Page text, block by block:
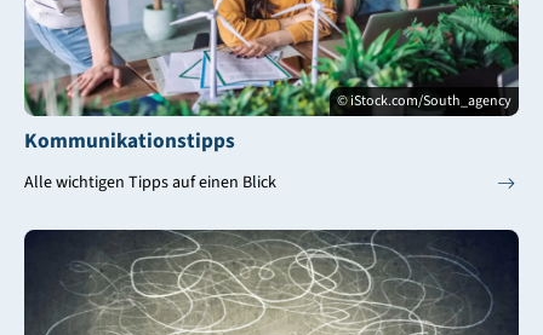
© iStock.com/South_agency
Kommunikationstipps
Alle wichtigen Tipps auf einen Blick